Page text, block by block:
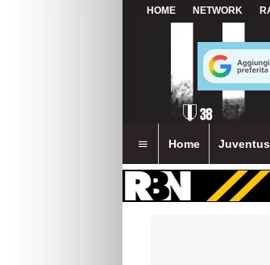
HOME NETWORK
Home